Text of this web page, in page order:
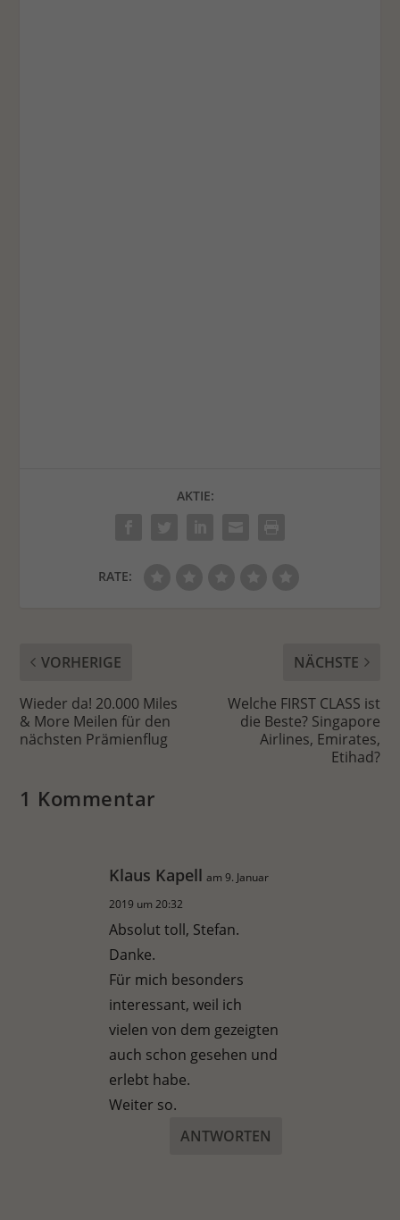
AKTIE:
RATE:
VORHERIGE
Wieder da! 20.000 Miles
& More Meilen für den
nächsten Prämienflug
NÄCHSTE
Welche FIRST CLASS ist
die Beste? Singapore
Airlines, Emirates,
Etihad?
1 Kommentar
Klaus Kapell am 9. Januar
2019 um 20:32
Absolut toll, Stefan.
Danke.
Für mich besonders
interessant, weil ich
vielen von dem gezeigten
auch schon gesehen und
erlebt habe.
Weiter so.
ANTWORTEN